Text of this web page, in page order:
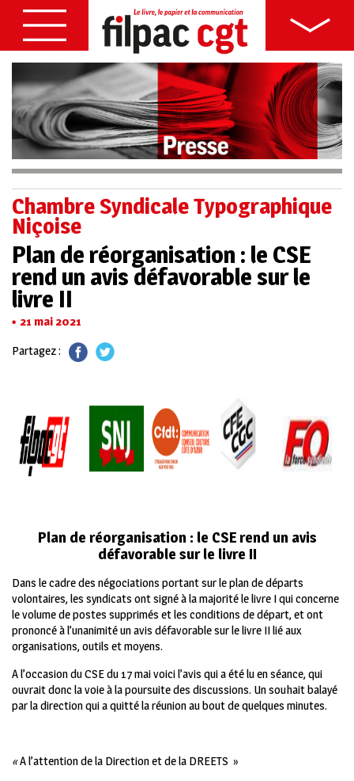
Chambre Syndicale Typographique
Niçoise
Plan de réorganisation : le CSE
rend un avis défavorable sur le
livre II
21 mai 2021
Partagez :
Plan de réorganisation : le CSE rend un avis
défavorable sur le livre II
Dans le cadre des négociations portant sur le plan de départs
volontaires, les syndicats ont signé à la majorité le livre I qui concerne
le volume de postes supprimés et les conditions de départ, et ont
prononcé à l’unanimité un avis défavorable sur le livre II lié aux
organisations, outils et moyens.
A l’occasion du CSE du 17 mai voici l’avis qui a été lu en séance, qui
ouvrait donc la voie à la poursuite des discussions. Un souhait balayé
par la direction qui a quitté la réunion au bout de quelques minutes.
«A l’attention de la Direction et de la DREETS »